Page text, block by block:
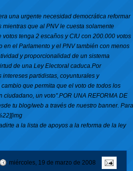
una urgente necesidad democrática reformar
que al PNV le cuesta solamente
tenga 2 escaños y CIU con 200.000 votos
el Parlamento y el PNV también con menos
y proporcionalidad de un sistema
de una Ley Electoral caduca.Por
partidistas, coyunturales y
que permita que el voto de todos los
un voto".POR UNA REFORMA DE
tu blog/web a través de nuestro banner. Para
a la lista de apoyos a la reforma de la ley
miércoles, 19 de marzo de 2008